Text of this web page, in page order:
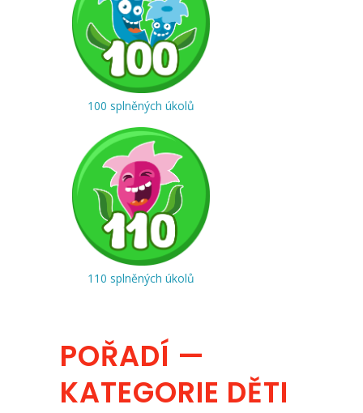
100 splněných úkolů
110 splněných úkolů
POŘADÍ —
KATEGORIE DĚTI